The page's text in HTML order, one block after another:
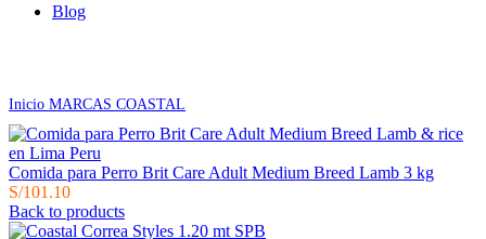
Blog
Inicio MARCAS COASTAL
Comida para Perro Brit Care Adult Medium Breed Lamb 3 kg
S/101.10
Back to products